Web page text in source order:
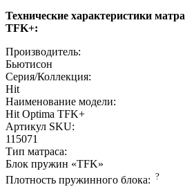
Технические характеристики
TFK+:
Производитель:
Бьютисон
Серия/Коллекция:
Hit
Наименование модели:
Hit Optima TFK+
Артикул SKU:
115071
Тип матраса:
Блок пружин «TFK»
Плотность пружинного блока: ?